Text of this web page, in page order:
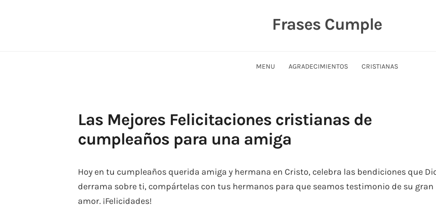
Frases Cumple
MENU AGRADECIMIENTOS CRISTIANAS
Las Mejores Felicitaciones cristianas de
cumpleaños para una amiga
Hoy en tu cumpleaños querida amiga y hermana en Cristo, celebra las bendiciones que
derrama sobre ti, compártelas con tus hermanos para que seamos testimonio de su gran
amor. ¡Felicidades!